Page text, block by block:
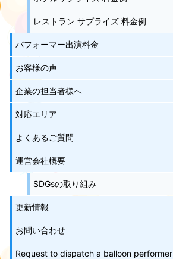
レストラン サプライズ 料金例
パフォーマー出演料金
お客様の声
企業の担当者様へ
対応エリア
よくあるご質問
運営会社概要
SDGsの取り組み
更新情報
お問い合わせ
Request to dispatch a balloon performer